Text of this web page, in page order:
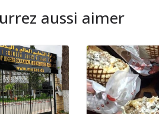
aussi aimer